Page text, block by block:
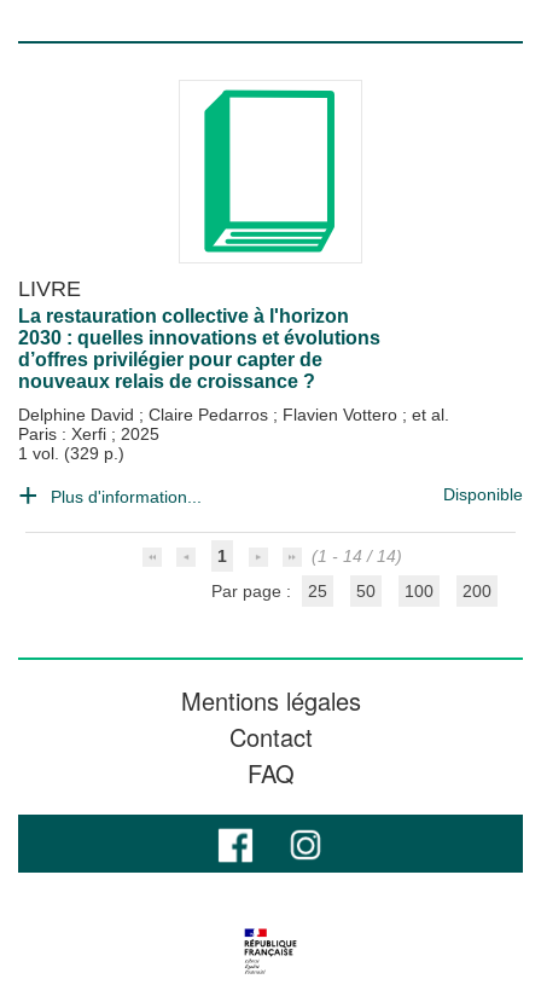
LIVRE
La restauration collective à l'horizon
2030 : quelles innovations et évolutions
d’offres privilégier pour capter de
nouveaux relais de croissance ?
Delphine David ; Claire Pedarros ; Flavien Vottero ; et al.
Paris : Xerfi ; 2025
1 vol. (329 p.)
Plus d'information... Disponible
1
(1 - 14 / 14)
Par page :
25 50 100 200
Mentions légales
Contact
FAQ